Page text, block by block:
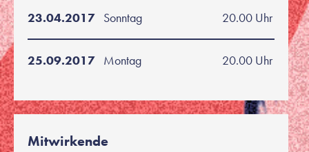
23.04.2017 Sonntag 20.00 Uhr
25.09.2017 Montag 20.00 Uhr
Mitwirkende